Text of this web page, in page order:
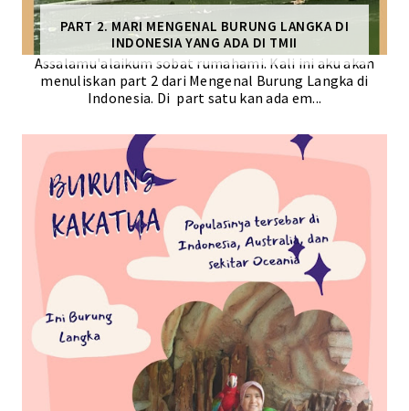
PART 2. MARI MENGENAL BURUNG LANGKA DI
INDONESIA YANG ADA DI TMII
Assalamu'alaikum sobat rumahami. Kali ini aku akan
menuliskan part 2 dari Mengenal Burung Langka di
Indonesia. Di part satu kan ada em...